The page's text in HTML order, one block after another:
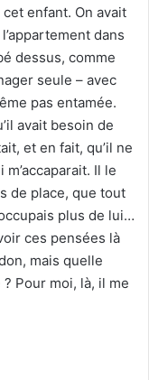
enfant. On avait
dans
dessus, comme
seule – avec
pas entamée.
avait besoin de
et en fait, qu’il ne
Il le
de place, que tout
plus de lui…
ces pensées là
mais quelle
Pour moi, là, il me